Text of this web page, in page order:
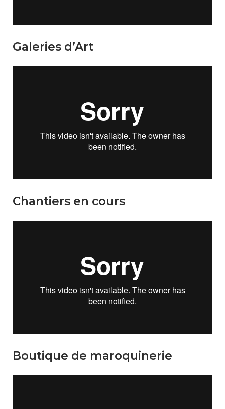
Galeries d’Art
Chantiers en cours
Boutique de maroquinerie